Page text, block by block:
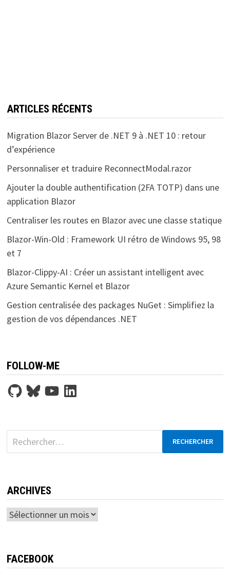
ARTICLES RÉCENTS
Migration Blazor Server de .NET 9 à .NET 10 : retour
d’expérience
Personnaliser et traduire ReconnectModal.razor
Ajouter la double authentification (2FA TOTP) dans une
application Blazor
Centraliser les routes en Blazor avec une classe statique
Blazor-Win-Old : Framework UI rétro de Windows 95, 98
et 7
Blazor-Clippy-AI : Créer un assistant intelligent avec
Azure Semantic Kernel et Blazor
Gestion centralisée des packages NuGet : Simplifiez la
gestion de vos dépendances .NET
FOLLOW-ME
GitHubBlueskyYouTubeLinkedIn
Rechercher :
ARCHIVES
Archives
FACEBOOK